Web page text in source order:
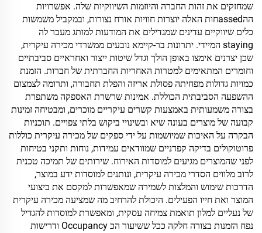
שמחזקים את זהות החברה והיוזמות השיווקיות שלה. אפשרויות
ההassedחות האלה יוצרות חוויות אורח נצורות, ובמקביל משמשות
כלים שיווקיים עדינים שמגדילים את המודעות למותג מעבר לה
staying המיידי. יתרונות בר-קיימא נובעים ממשרדי מכירה עיקרית,
שכן יצרנים אימצו באופן הולך וגדל שיטות ייצור ואחראיים סביבתיים
וחומרים המתאימים למטרות האחריות החברתית של חברות. הזמנת
כמויות גדולות מפחיתה פסולת אריזה והפלת תחבורה, ותרומה לצמצום
ההשפעה הסביבתית הכוללת. אמינות שרשרת האספקה משתפרת
בצורה משמעותית באמצעות קשרים עיקריים מוכרים, ומבטיחה זמינות
קבועה של מוצרים בעונה שיא ובשינויי ביקוש בלתי צפויים. תוכניות
הבקרה על האיכות שמיושמות על ידי ספקים של מכירה עיקרית כוללות
פרוטוקולים בדיקה קפדניים שמוודאים עמידות, נוחות ותקני בטיחות
לפני שהמוצרים מגיעים למוסדות האירוח. שירותים של תמיכה טכנית
לרוב מלווים הסדרי מכירה עיקרית, ונותנים למוסדות ידע במוצר,
הדרכות שימוש והמלצות לשמירה שמאפשרות למקסם את ביצועי
המוצר ואת חייו הפעילים. היכולת להרחיב מה שמציעה מכירה עיקרית
של נעליים למלון תואמת צמיחה עסקית, ומאפשרת למוסדות להגדיל
נפח הזמנות בצורה חלקה ככל ששיעור הכ Occupancy ודרישות